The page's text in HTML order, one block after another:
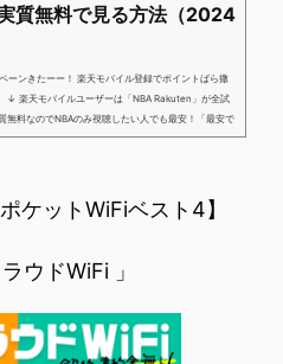
質無料で見る方法（2024
ンきたーー！ 楽天モバイル登録でポイントばら撒
天モバイルユーザーは「NBA Rakuten」が全試
なのでNBAのみ視聴したい人でも最安！「最安で
というもはや意味不明な状況...楽天モバイルでNBAを
ケットWiFiベスト4】
ウドWiFi 」